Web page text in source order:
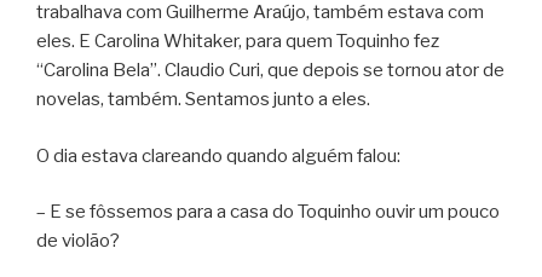
trabalhava com Guilherme Araújo, também estava com
eles. E Carolina Whitaker, para quem Toquinho fez
“Carolina Bela”. Claudio Curi, que depois se tornou ator de
novelas, também. Sentamos junto a eles.
O dia estava clareando quando alguém falou:
– E se fôssemos para a casa do Toquinho ouvir um pouco
de violão?